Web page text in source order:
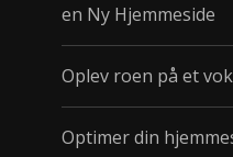
en Ny Hjemmeside
Oplev roen på et
Optimer din